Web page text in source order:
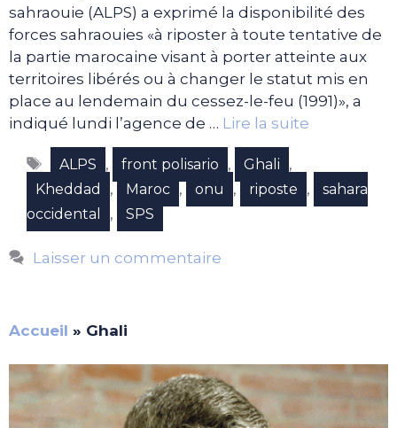
sahraouie (ALPS) a exprimé la disponibilité des
forces sahraouies «à riposter à toute tentative de
la partie marocaine visant à porter atteinte aux
territoires libérés ou à changer le statut mis en
place au lendemain du cessez-le-feu (1991)», a
indiqué lundi l’agence de … Lire la suite
Étiquettes
ALPS , front polisario , Ghali ,
Kheddad , Maroc , onu , riposte ,
sahara
occidental
, SPS
Laisser un commentaire
Accueil » Ghali